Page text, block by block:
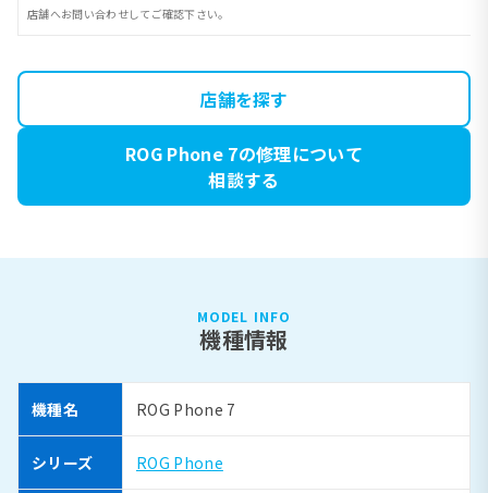
店舗へお問い合わせしてご確認下さい。
店舗を探す
ROG Phone 7の修理について
相談する
MODEL INFO
機種情報
機種名 ROG Phone 7
シリーズ ROG Phone